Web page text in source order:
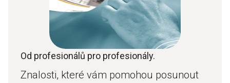
Od profesionálů pro profesionály.
Znalosti, které vám pomohou posunout